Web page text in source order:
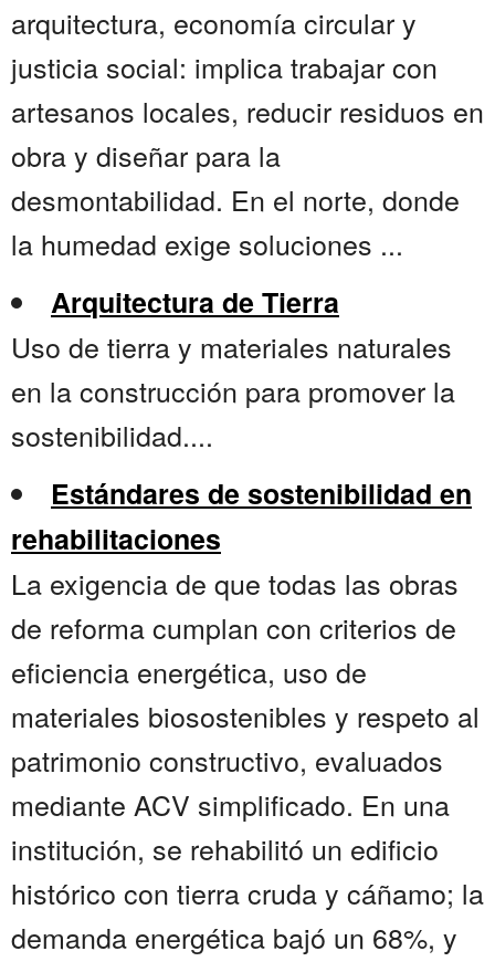
arquitectura, economía circular y
justicia social: implica trabajar con
artesanos locales, reducir residuos en
obra y diseñar para la
desmontabilidad. En el norte, donde
la humedad exige soluciones ...
Arquitectura de Tierra
Uso de tierra y materiales naturales
en la construcción para promover la
sostenibilidad....
Estándares de sostenibilidad en
rehabilitaciones
La exigencia de que todas las obras
de reforma cumplan con criterios de
eficiencia energética, uso de
materiales biosostenibles y respeto al
patrimonio constructivo, evaluados
mediante ACV simplificado. En una
institución, se rehabilitó un edificio
histórico con tierra cruda y cáñamo; la
demanda energética bajó un 68%, y